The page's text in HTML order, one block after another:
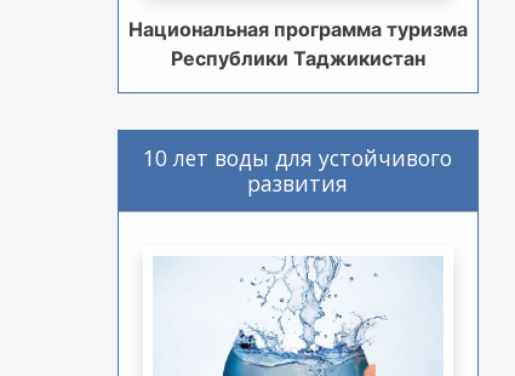
Национальная программа туризма
Республики Таджикистан
10 лет воды для устойчивого
развития